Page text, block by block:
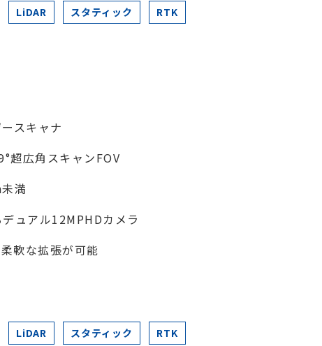
LiDAR スタティック RTK
スキャナ
広角スキャンFOV
満
ュアル12MPHDカメラ
軟な拡張が可能
LiDAR スタティック RTK